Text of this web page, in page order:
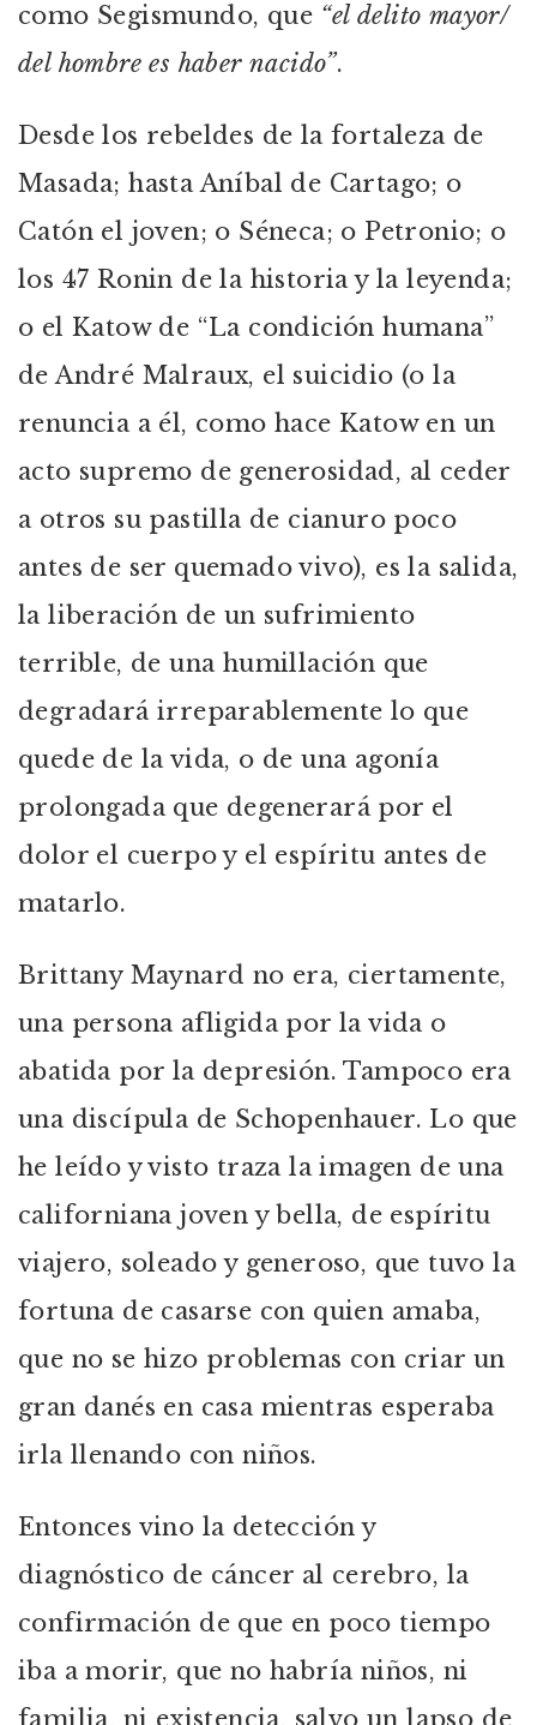
como Segismundo, que “el delito mayor/
del hombre es haber nacido”.
Desde los rebeldes de la fortaleza de
Masada; hasta Aníbal de Cartago; o
Catón el joven; o Séneca; o Petronio; o
los 47 Ronin de la historia y la leyenda;
o el Katow de “La condición humana”
de André Malraux, el suicidio (o la
renuncia a él, como hace Katow en un
acto supremo de generosidad, al ceder
a otros su pastilla de cianuro poco
antes de ser quemado vivo), es la salida,
la liberación de un sufrimiento
terrible, de una humillación que
degradará irreparablemente lo que
quede de la vida, o de una agonía
prolongada que degenerará por el
dolor el cuerpo y el espíritu antes de
matarlo.
Brittany Maynard no era, ciertamente,
una persona afligida por la vida o
abatida por la depresión. Tampoco era
una discípula de Schopenhauer. Lo que
he leído y visto traza la imagen de una
californiana joven y bella, de espíritu
viajero, soleado y generoso, que tuvo la
fortuna de casarse con quien amaba,
que no se hizo problemas con criar un
gran danés en casa mientras esperaba
irla llenando con niños.
Entonces vino la detección y
diagnóstico de cáncer al cerebro, la
confirmación de que en poco tiempo
iba a morir, que no habría niños, ni
familia, ni existencia, salvo un lapso de